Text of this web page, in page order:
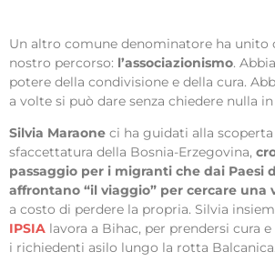
Un altro comune denominatore ha unito
nostro percorso: l’associazionismo.
potere della condivisione e della cura.
a volte si può dare senza chiedere nulla
Silvia Maraone ci ha guidati alla scoperta
sfaccettatura della Bosnia-Erzegovina,
passaggio per i migranti che dai Paesi
affrontano “il viaggio” per cercare una
a costo di perdere la propria. Silvia
IPSIA lavora a Bihac, per prendersi cura
i richiedenti asilo lungo la rotta Balcanica.